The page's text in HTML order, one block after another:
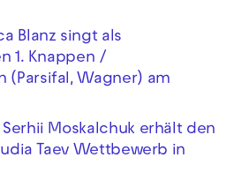
Blanz singt als
1. Knappen /
(Parsifal, Wagner) am
Moskalchuk erhält den
Taev Wettbewerb in